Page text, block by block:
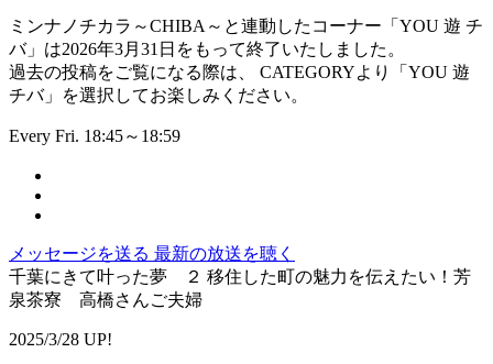
ミンナノチカラ～CHIBA～と連動したコーナー「YOU 遊 チ
バ」は2026年3月31日をもって終了いたしました。
過去の投稿をご覧になる際は、 CATEGORYより「YOU 遊
チバ」を選択してお楽しみください。
Every Fri. 18:45～18:59
メッセージを送る 最新の放送を聴く
千葉にきて叶った夢 ２ 移住した町の魅力を伝えたい！芳
泉茶寮 高橋さんご夫婦
2025/3/28 UP!